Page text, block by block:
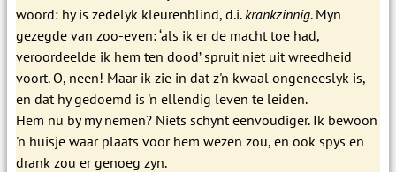
woord: hy is zedelyk kleurenblind, d.i.krankzinnig. Myn
gezegde van zoo-even: ‘als ik er de macht toe had,
veroordeelde ik hem ten dood’ spruit niet uit wreedheid
voort. O, neen! Maar ik zie in dat z'n kwaal ongeneeslyk is,
en dat hy gedoemd is 'n ellendig leven te leiden.
Hem nu by my nemen? Niets schynt eenvoudiger. Ik bewoon
'n huisje waar plaats voor hem wezen zou, en ook spys en
drank zou er genoeg zyn.